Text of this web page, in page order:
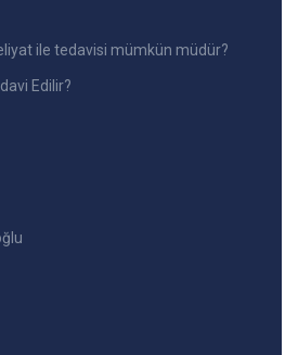
ile tedavisi mümkün müdür?
Edilir?